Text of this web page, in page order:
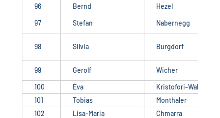
96
Bernd
Hezel
97
Stefan Nabernegg
98 Silvia Burgdorf
99 Gerolf
Wicher
100
Éva
Kristofori-Wallek
101
Tobias
Monthaler
102
Lisa-Maria
Chmarra